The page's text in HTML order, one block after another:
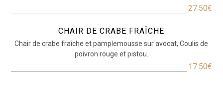
27.50€
CHAIR DE CRABE FRAÎCHE
Chair de crabe fraîche et pamplemousse sur avocat, Coulis de
poivron rouge et pistou.
17.50€